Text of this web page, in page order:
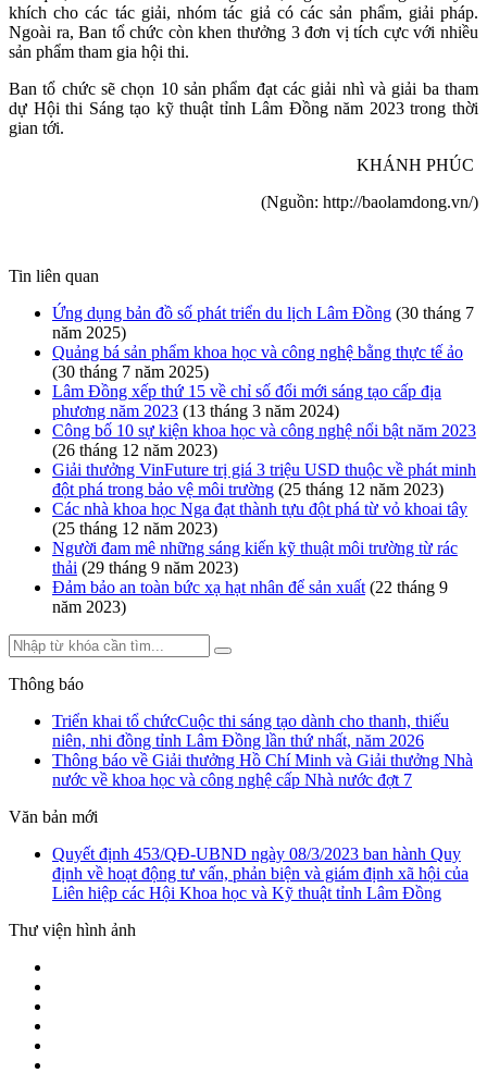
khích cho các tác giải, nhóm tác giả có các sản phẩm, giải pháp.
Ngoài ra, Ban tổ chức còn khen thưởng 3 đơn vị tích cực với nhiều
sản phẩm tham gia hội thi.
Ban tổ chức sẽ chọn 10 sản phẩm đạt các giải nhì và giải ba tham
dự Hội thi Sáng tạo kỹ thuật tỉnh Lâm Đồng năm 2023 trong thời
gian tới.
KHÁNH PHÚC
(Nguồn: http://baolamdong.vn/)
Tin liên quan
Ứng dụng bản đồ số phát triển du lịch Lâm Đồng (30 tháng 7
năm 2025)
Quảng bá sản phẩm khoa học và công nghệ bằng thực tế ảo
(30 tháng 7 năm 2025)
Lâm Đồng xếp thứ 15 về chỉ số đổi mới sáng tạo cấp địa
phương năm 2023 (13 tháng 3 năm 2024)
Công bố 10 sự kiện khoa học và công nghệ nổi bật năm 2023
(26 tháng 12 năm 2023)
Giải thưởng VinFuture trị giá 3 triệu USD thuộc về phát minh
đột phá trong bảo vệ môi trường (25 tháng 12 năm 2023)
Các nhà khoa học Nga đạt thành tựu đột phá từ vỏ khoai tây
(25 tháng 12 năm 2023)
Người đam mê những sáng kiến kỹ thuật môi trường từ rác
thải (29 tháng 9 năm 2023)
Đảm bảo an toàn bức xạ hạt nhân để sản xuất (22 tháng 9
năm 2023)
Thông báo
Triển khai tổ chứcCuộc thi sáng tạo dành cho thanh, thiếu
niên, nhi đồng tỉnh Lâm Đồng lần thứ nhất, năm 2026
Thông báo về Giải thưởng Hồ Chí Minh và Giải thưởng Nhà
nước về khoa học và công nghệ cấp Nhà nước đợt 7
Văn bản mới
Quyết định 453/QĐ-UBND ngày 08/3/2023 ban hành Quy
định về hoạt động tư vấn, phản biện và giám định xã hội của
Liên hiệp các Hội Khoa học và Kỹ thuật tỉnh Lâm Đồng
Thư viện hình ảnh